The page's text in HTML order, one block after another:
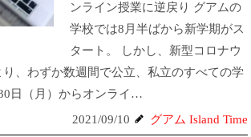
ンライン授業に逆戻り グアムの
学校では8月半ばから新学期がス
タート。 しかし、新型コロナウ
、わずか数週間で公立、私立のすべての学
日（月）からオンライ…
2021/09/10
グアム Island Time